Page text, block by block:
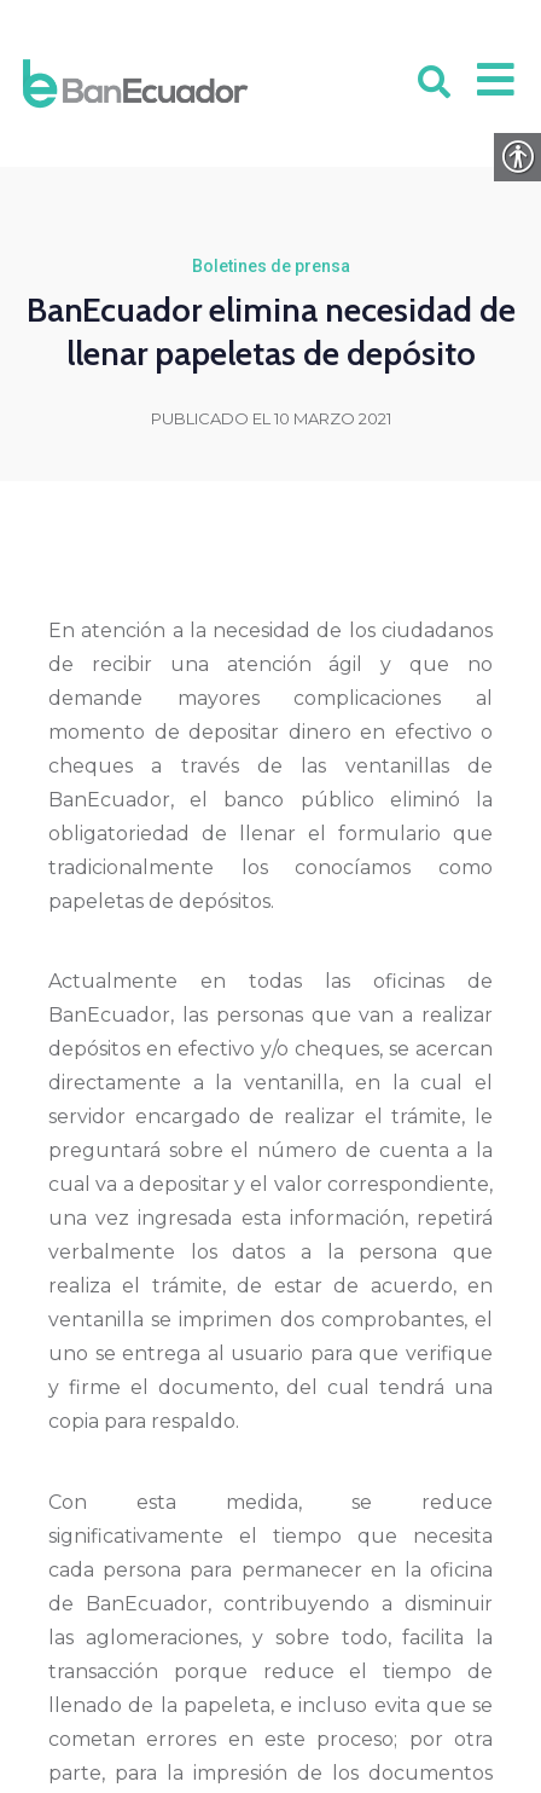
Boletines de prensa
BanEcuador elimina necesidad de
llenar papeletas de depósito
PUBLICADO EL 10 MARZO 2021
En atención a la necesidad de los ciudadanos
de recibir una atención ágil y que no
demande mayores complicaciones al
momento de depositar dinero en efectivo o
cheques a través de las ventanillas de
BanEcuador, el banco público eliminó la
obligatoriedad de llenar el formulario que
tradicionalmente los conocíamos como
papeletas de depósitos.
Actualmente en todas las oficinas de
BanEcuador, las personas que van a realizar
depósitos en efectivo y/o cheques, se acercan
directamente a la ventanilla, en la cual el
servidor encargado de realizar el trámite, le
preguntará sobre el número de cuenta a la
cual va a depositar y el valor correspondiente,
una vez ingresada esta información, repetirá
verbalmente los datos a la persona que
realiza el trámite, de estar de acuerdo, en
ventanilla se imprimen dos comprobantes, el
uno se entrega al usuario para que verifique
y firme el documento, del cual tendrá una
copia para respaldo.
Con esta medida, se reduce
significativamente el tiempo que necesita
cada persona para permanecer en la oficina
de BanEcuador, contribuyendo a disminuir
las aglomeraciones, y sobre todo, facilita la
transacción porque reduce el tiempo de
llenado de la papeleta, e incluso evita que se
cometan errores en este proceso; por otra
parte, para la impresión de los documentos